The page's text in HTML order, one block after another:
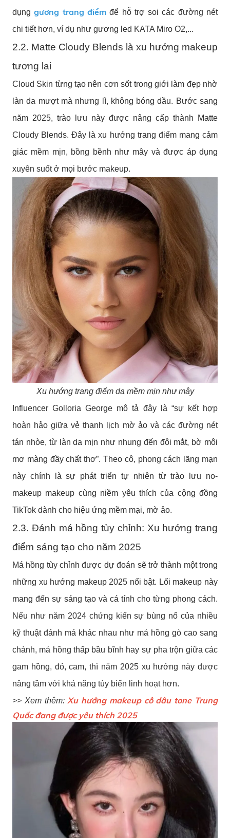
dụnggương trang điểmđể hỗ trợ soi các đường nét
chi tiết hơn, ví dụ như gương led KATA Miro O2,...
2.2. Matte Cloudy Blends là xu hướng makeup
tương lai
Cloud Skin từng tạo nên cơn sốt trong giới làm đẹp nhờ
làn da mượt mà nhưng lì, không bóng dầu. Bước sang
năm 2025, trào lưu này được nâng cấp thành Matte
Cloudy Blends. Đây là xu hướng trang điểm mang cảm
giác mềm mịn, bồng bềnh như mây và được áp dụng
xuyên suốt ở mọi bước makeup.
Xu hướng trang điểm da mềm mịn như mây
Influencer Golloria George mô tả đây là “sự kết hợp
hoàn hảo giữa vẻ thanh lịch mờ ảo và các đường nét
tán nhòe, từ làn da mịn như nhung đến đôi mắt, bờ môi
mơ màng đầy chất thơ”. Theo cô, phong cách lãng mạn
này chính là sự phát triển tự nhiên từ trào lưu no-
makeup makeup cùng niềm yêu thích của cộng đồng
TikTok dành cho hiệu ứng mềm mại, mờ ảo.
2.3. Đánh má hồng tùy chỉnh: Xu hướng trang
điểm sáng tạo cho năm 2025
Má hồng tùy chỉnh được dự đoán sẽ trở thành một trong
những xu hướng makeup 2025 nổi bật. Lối makeup này
mang đến sự sáng tạo và cá tính cho từng phong cách.
Nếu như năm 2024 chứng kiến sự bùng nổ của nhiều
kỹ thuật đánh má khác nhau như má hồng gò cao sang
chảnh, má hồng thấp bầu bĩnh hay sự pha trộn giữa các
gam hồng, đỏ, cam, thì năm 2025 xu hướng này được
nâng tầm với khả năng tùy biến linh hoạt hơn.
>> Xem thêm: Xu hướng makeup cô dâu tone Trung
Quốcđang được yêu thích 2025